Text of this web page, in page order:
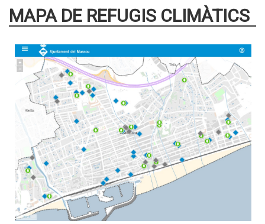
MAPA DE REFUGIS CLIMÀTICS